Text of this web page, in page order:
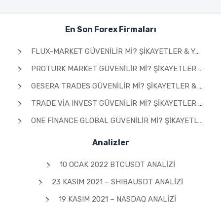
En Son Forex Firmaları
FLUX-MARKET GÜVENILIR MI? ŞIKAYETLER & YORUMLAR 2026
PROTURK MARKET GÜVENILIR MI? ŞIKAYETLER & YORUMLAR 2026
GESERA TRADES GÜVENILIR MI? ŞIKAYETLER & YORUMLAR 2026
TRADE VIA INVEST GÜVENILIR MI? ŞIKAYETLER & YORUMLAR 2026
ONE FINANCE GLOBAL GÜVENILIR MI? ŞIKAYETLER & YORUMLAR 2026
Analizler
10 OCAK 2022 BTCUSDT ANALIZI
23 KASIM 2021 – SHIBAUSDT ANALIZI
19 KASIM 2021 – NASDAQ ANALIZI